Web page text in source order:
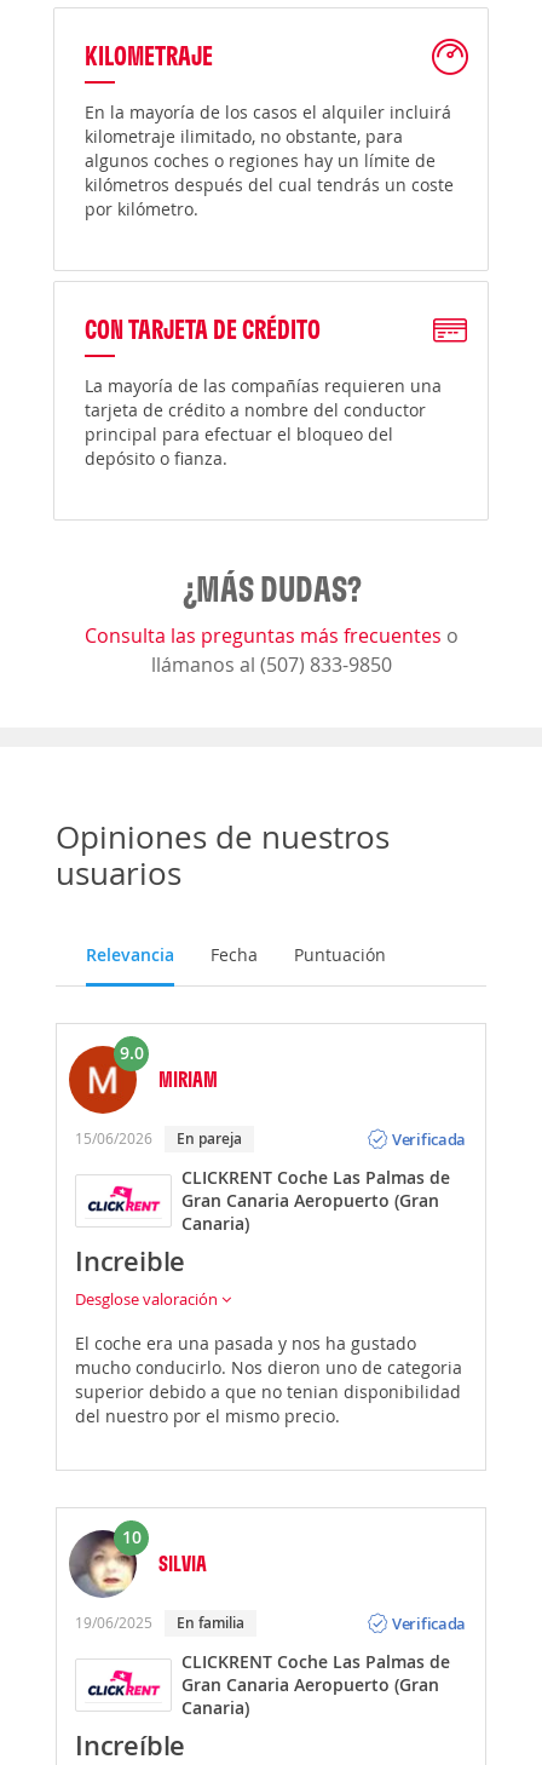
KILOMETRAJE
En la mayoría de los casos el alquiler incluirá
kilometraje ilimitado, no obstante, para
algunos coches o regiones hay un límite de
kilómetros después del cual tendrás un coste
por kilómetro.
CON TARJETA DE CRÉDITO
La mayoría de las compañías requieren una
tarjeta de crédito a nombre del conductor
principal para efectuar el bloqueo del
depósito o fianza.
¿MÁS DUDAS?
Consulta las preguntas más frecuentes o
llámanos al (507) 833-9850
Opiniones de nuestros
usuarios
Relevancia Fecha Puntuación
9.0
MIRIAM
15/06/2026 En pareja
Verificada
CLICKRENT Coche Las Palmas de
Gran Canaria Aeropuerto (Gran
Canaria)
Increible
Desglose valoración
El coche era una pasada y nos ha gustado
mucho conducirlo. Nos dieron uno de categoria
superior debido a que no tenian disponibilidad
del nuestro por el mismo precio.
10
SILVIA
19/06/2025 En familia
Verificada
CLICKRENT Coche Las Palmas de
Gran Canaria Aeropuerto (Gran
Canaria)
Increíble